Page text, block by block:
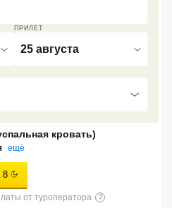
ПРИЛЕТ
25 августа
кровать)
ещё
8
от туроператора ?